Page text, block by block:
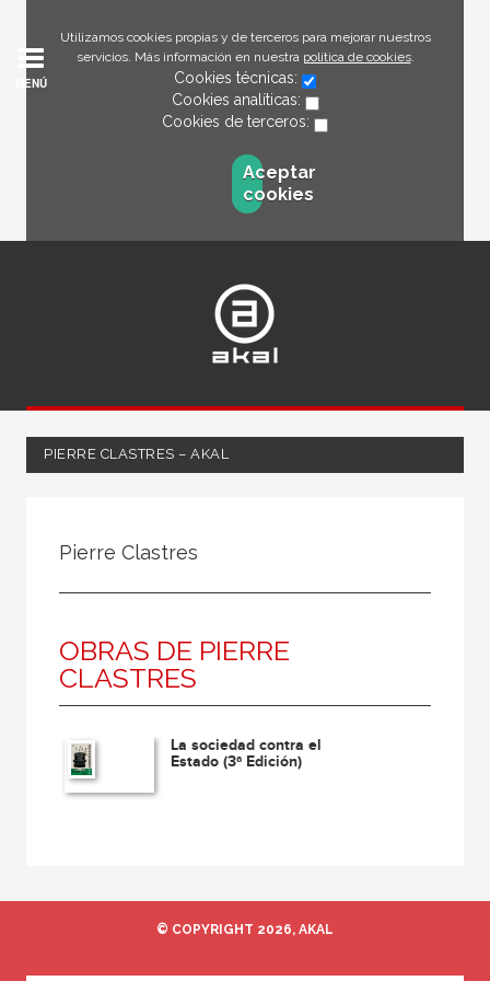
Utilizamos cookies propias y de terceros para mejorar nuestros
servicios. Más información en nuestra política de cookies.
Cookies técnicas:
Cookies analíticas:
Cookies de terceros:
Aceptar
cookies
MENÚ
PIERRE CLASTRES – AKAL
Coordinador
Editor
Escritor
Escritora
Traductor
Pierre Clastres
OBRAS DE PIERRE
CLASTRES
La sociedad contra el
Estado (3ª Edición)
© COPYRIGHT 2026, AKAL